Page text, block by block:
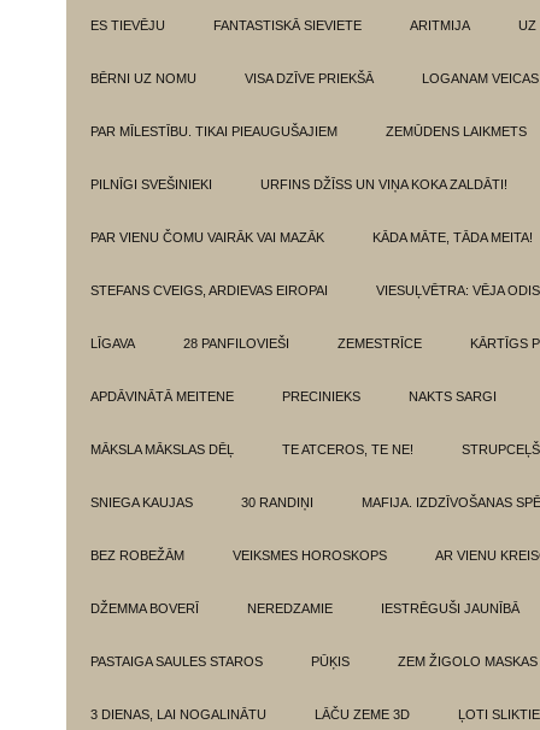
ES TIEVĒJU FANTASTISKĀ SIEVIETE ARITMIJA UZ
BĒRNI UZ NOMU VISA DZĪVE PRIEKŠĀ LOGANAM VEICAS
PAR MĪLESTĪBU. TIKAI PIEAUGUŠAJIEM ZEMŪDENS LAIKMETS
PILNĪGI SVEŠINIEKI URFINS DŽĪSS UN VIŅA KOKA ZALDĀTI!
PAR VIENU ČOMU VAIRĀK VAI MAZĀK KĀDA MĀTE, TĀDA MEITA!
STEFANS CVEIGS, ARDIEVAS EIROPAI VIESUĻVĒTRA: VĒJA
LĪGAVA 28 PANFILOVIEŠI ZEMESTRĪCE KĀRTĪGS
APDĀVINĀTĀ MEITENE PRECINIEKS NAKTS SARGI
MĀKSLA MĀKSLAS DĒĻ TE ATCEROS, TE NE! STRUPCEĻŠ
SNIEGA KAUJAS 30 RANDIŅI MAFIJA. IZDZĪVOŠANAS
BEZ ROBEŽĀM VEIKSMES HOROSKOPS AR VIENU
DŽEMMA BOVERĪ NEREDZAMIE IESTRĒGUŠI JAUNĪBĀ
PASTAIGA SAULES STAROS PŪĶIS ZEM ŽIGOLO MASKAS
3 DIENAS, LAI NOGALINĀTU LĀČU ZEME 3D ĻOTI